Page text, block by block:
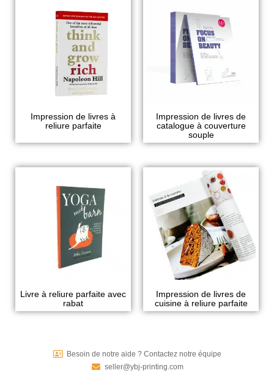
Impression de livres à
reliure parfaite
Impression de livres de
catalogue à couverture
souple
Livre à reliure parfaite avec
rabat
Impression de livres de
cuisine à reliure parfaite
Besoin de notre aide ? Contactez notre équipe
seller@ybj-printing.com